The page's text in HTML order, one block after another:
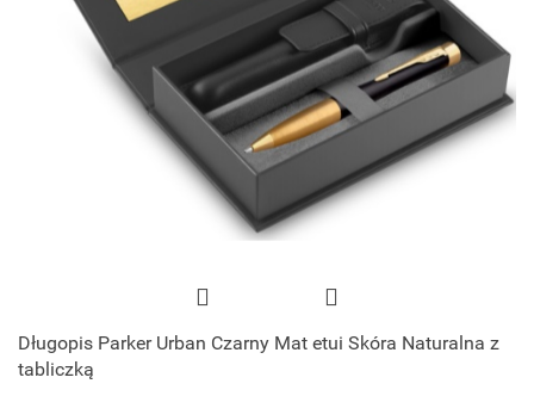
Długopis Parker Urban Czarny Mat etui Skóra Naturalna z
tabliczką